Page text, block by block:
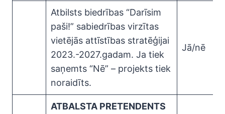
Atbilsts biedrības “Darīsim
paši!” sabiedrības virzītas
vietējās attīstības stratēģijai
2023.-2027.gadam. Ja tiek
saņemts “Nē” – projekts tiek
noraidīts.
Jā/nē
ATBALSTA PRETENDENTS